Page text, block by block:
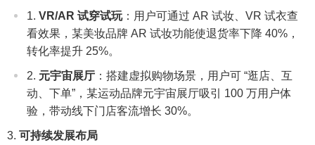
VR/AR 试穿试玩：用户可通过 AR 试妆、VR 试衣查
看效果，某美妆品牌 AR 试妆功能使退货率下降 40%，
转化率提升 25%。
元宇宙展厅 ：搭建虚拟购物场景，用户可 “逛店、互
动、下单”，某运动品牌元宇宙展厅吸引 100 万用户体
验，带动线下门店客流增长 30%。
可持续发展布局